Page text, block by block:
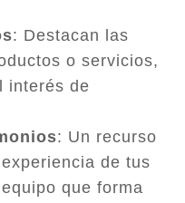
: Destacan las
o servicios,
interés de
: Un recurso
de tus
que forma